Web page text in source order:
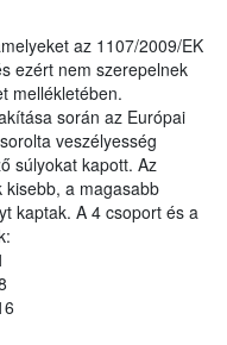
az 1107/2009/EK
ezért nem szerepelnek
mellékletében.
során az Európai
veszélyesség
súlyokat kapott. Az
a magasabb
kaptak. A 4 csoport és a